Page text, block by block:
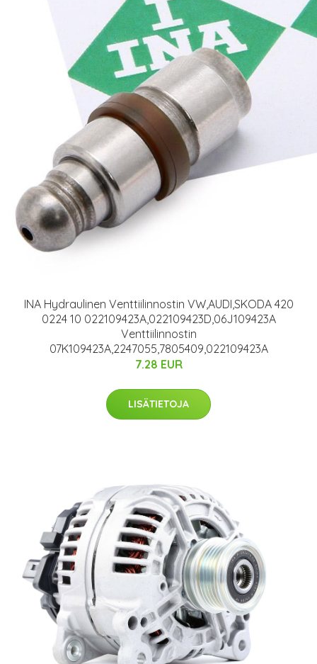
INA Hydraulinen Venttiilinnostin VW,AUDI,SKODA 420
0224 10 022109423A,022109423D,06J109423A
Venttiilinnostin
07K109423A,2247055,7805409,022109423A
7.28 EUR
LISÄTIETOJA